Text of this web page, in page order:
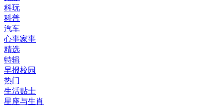
科玩
科普
汽车
心事家事
精选
特辑
早报校园
热门
生活贴士
星座与生肖